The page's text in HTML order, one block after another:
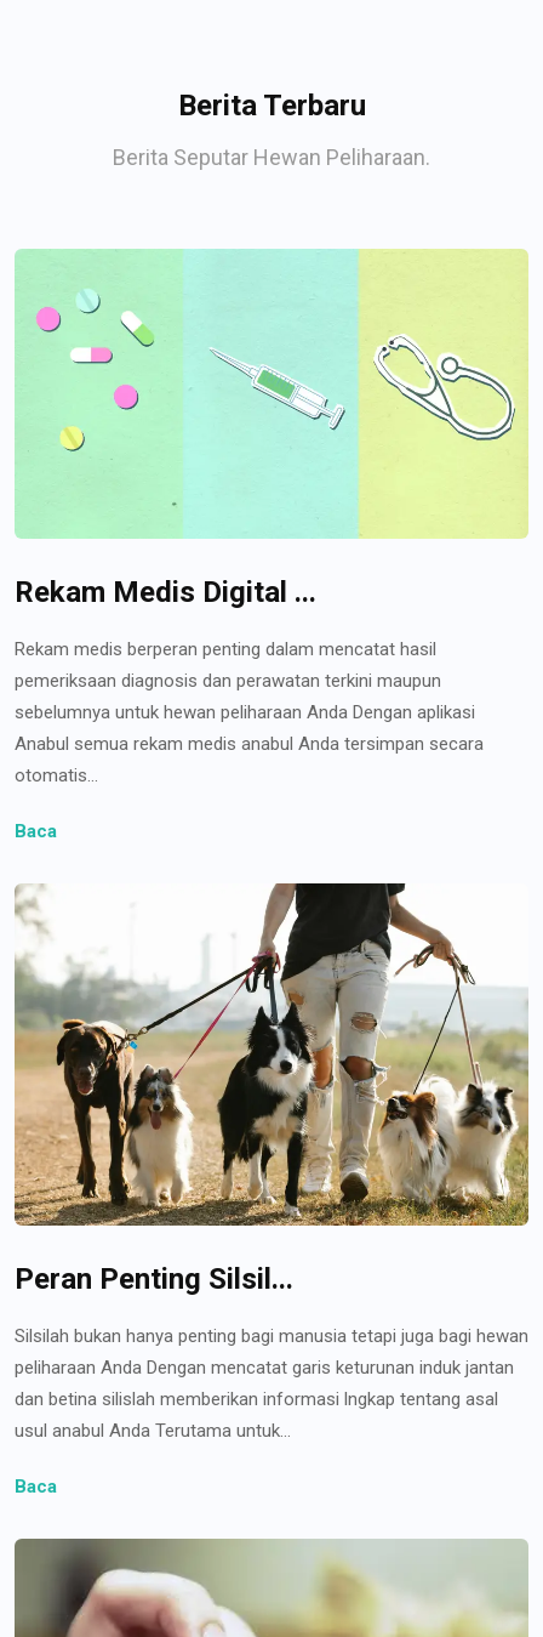
Berita Terbaru
Berita Seputar Hewan Peliharaan.
Rekam Medis Digital ...
Rekam medis berperan penting dalam mencatat hasil
pemeriksaan diagnosis dan perawatan terkini maupun
sebelumnya untuk hewan peliharaan Anda Dengan aplikasi
Anabul semua rekam medis anabul Anda tersimpan secara
otomatis...
Baca
Peran Penting Silsil...
Silsilah bukan hanya penting bagi manusia tetapi juga bagi hewan
peliharaan Anda Dengan mencatat garis keturunan induk jantan
dan betina silislah memberikan informasi lngkap tentang asal
usul anabul Anda Terutama untuk...
Baca